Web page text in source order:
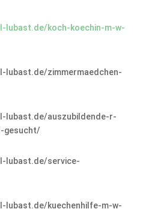
lubast.de/koch-koechin-m-w-
lubast.de/zimmermaedchen-
lubast.de/auszubildende-r-
gesucht/
lubast.de/service-
lubast.de/kuechenhilfe-m-w-